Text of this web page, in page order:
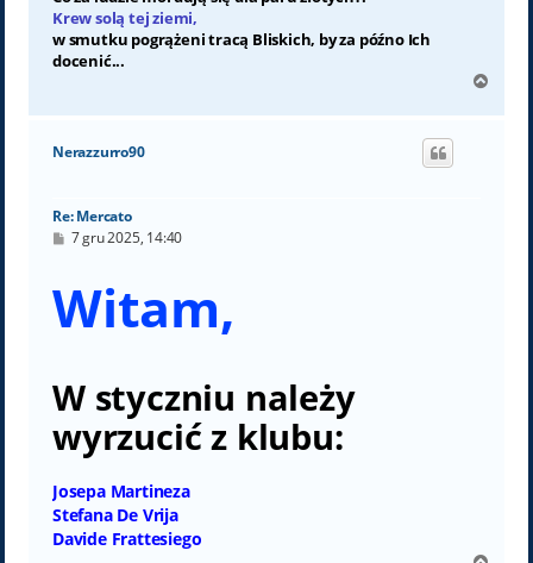
Krew solą tej ziemi,
w smutku pogrążeni tracą Bliskich, by za późno Ich
docenić...
g
Nerazzurro90
Re: Mercato
P7 gru 2025, 14:40
Witam,
W styczniu należy
wyrzucić z klubu:
Josepa Martineza
Stefana De Vrija
Davide Frattesiego